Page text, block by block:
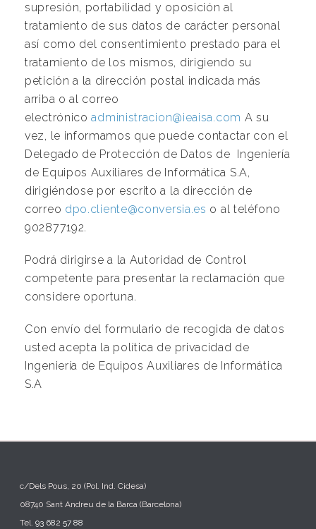
supresión, portabilidad y oposición al
tratamiento de sus datos de carácter personal
así como del consentimiento prestado para el
tratamiento de los mismos, dirigiendo su
petición a la dirección postal indicada más
arriba o al correo
electrónicoadministracion@ieaisa.com A su
vez, le informamos que puede contactar con el
Delegado de Protección de Datos de Ingeniería
de Equipos Auxiliares de Informática S.A,
dirigiéndose por escrito a la dirección de
correo dpo.cliente@conversia.es o al teléfono
902877192.
Podrá dirigirse a la Autoridad de Control
competente para presentar la reclamación que
considere oportuna.
Con envío del formulario de recogida de datos
usted acepta la política de privacidad de
Ingeniería de Equipos Auxiliares de Informática
S.A
c/Dels Pous, 20 (Pol. Ind. Cidesa)
08740 Sant Andreu de la Barca (Barcelona)
Tel.93 682 57 88